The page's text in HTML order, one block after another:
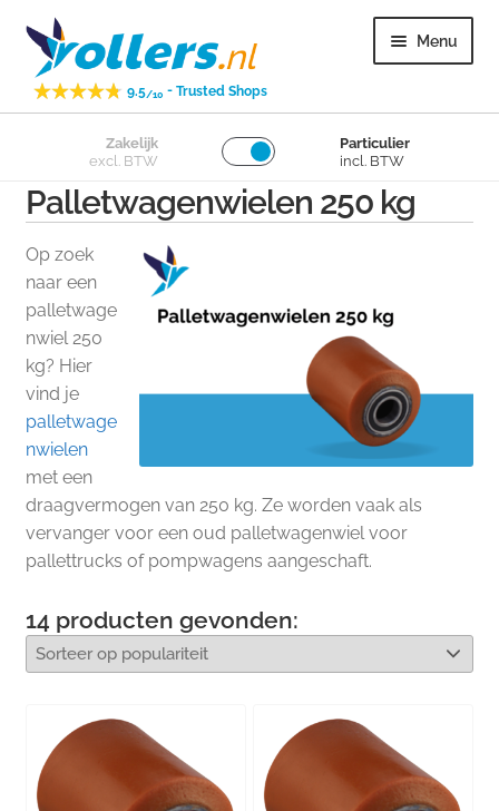
Ga
door
naar
navigatie
Ga
naar
de
inhoud
9.5/10 - Trusted Shops
Menu
Zwenkwielen
Bokwielen
Losse wielen
Overig
Klantenservice
Zakelijk
excl. BTW
Particulier
incl. BTW
Palletwagenwielen 250 kg
Op zoek
naar een
palletwage
nwiel 250
kg? Hier
vind je
palletwage
nwielen
met een
draagvermogen van 250 kg. Ze worden vaak als
vervanger voor een oud palletwagenwiel voor
pallettrucks of pompwagens aangeschaft.
14 producten gevonden: